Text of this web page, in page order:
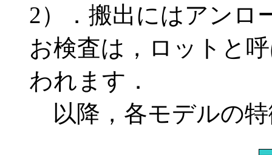
2）．搬出にはアンロ
お検査は，ロットと
われます．
以降，各モデルの